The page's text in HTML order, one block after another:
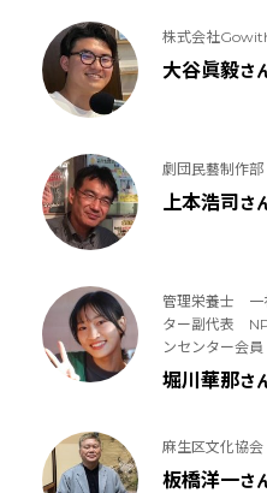
株式会社
大谷眞毅さ
劇団民藝制作部
上本浩司さ
管理栄養士 一
ター副代表
ンセンター会員
堀川華那さ
麻生区文化協会
板橋洋一さ